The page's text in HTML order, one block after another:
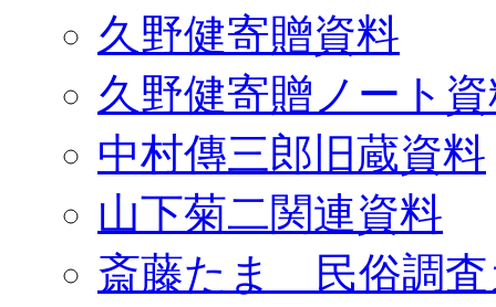
久野健寄贈資料
久野健寄贈ノート
中村傳三郎旧蔵資料
山下菊二関連資料
斎藤たま 民俗調査